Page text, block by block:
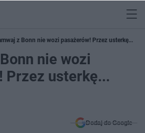
z Bonn nie wozi pasażerów! Przez usterkę...
nie wozi
Przez usterkę...
Dodaj do Google